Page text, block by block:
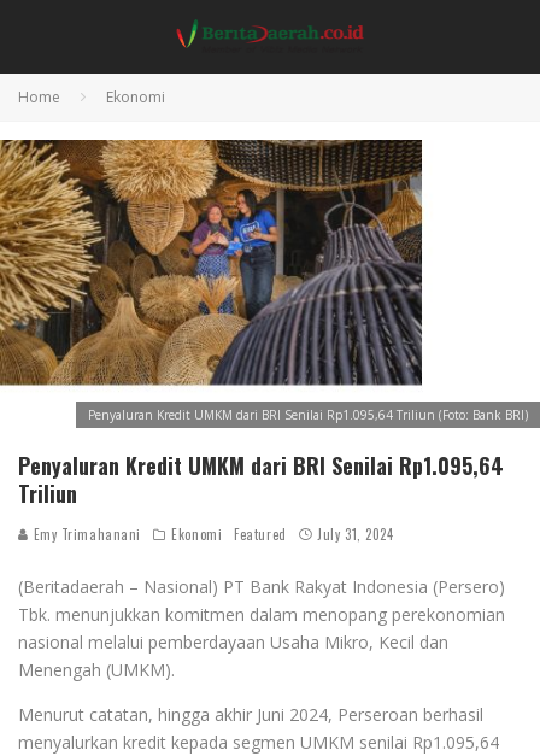
Home Ekonomi
Penyaluran Kredit UMKM dari BRI Senilai Rp1.095,64 Triliun (Foto: Bank BRI)
Penyaluran Kredit UMKM dari BRI Senilai Rp1.095,64
Triliun
Emy Trimahanani Ekonomi Featured July 31, 2024
(Beritadaerah – Nasional) PT Bank Rakyat Indonesia (Persero)
Tbk. menunjukkan komitmen dalam menopang perekonomian
nasional melalui pemberdayaan Usaha Mikro, Kecil dan
Menengah (UMKM).
Menurut catatan, hingga akhir Juni 2024, Perseroan berhasil
menyalurkan kredit kepada segmen UMKM senilai Rp1.095,64